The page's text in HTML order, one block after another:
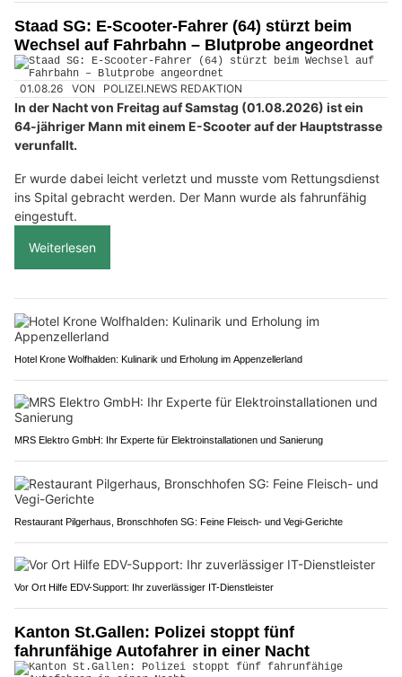
Staad SG: E-Scooter-Fahrer (64) stürzt beim
Wechsel auf Fahrbahn – Blutprobe angeordnet
01.08.26 VON POLIZEI.NEWS REDAKTION
In der Nacht von Freitag auf Samstag (01.08.2026) ist ein
64-jähriger Mann mit einem E-Scooter auf der Hauptstrasse
verunfallt.
Er wurde dabei leicht verletzt und musste vom Rettungsdienst
ins Spital gebracht werden. Der Mann wurde als fahrunfähig
eingestuft.
Weiterlesen
Hotel Krone Wolfhalden: Kulinarik und Erholung im Appenzellerland
MRS Elektro GmbH: Ihr Experte für Elektroinstallationen und Sanierung
Restaurant Pilgerhaus, Bronschhofen SG: Feine Fleisch- und Vegi-Gerichte
Vor Ort Hilfe EDV-Support: Ihr zuverlässiger IT-Dienstleister
Kanton St.Gallen: Polizei stoppt fünf
fahrunfähige Autofahrer in einer Nacht